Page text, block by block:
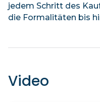
jedem Schritt des
die Formalitäten bis
Video